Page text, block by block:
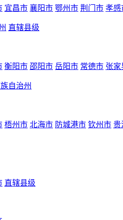
宜昌市 襄阳市 鄂州市 荆门市 孝感
直辖县级
衡阳市 邵阳市 岳阳市 常德市 张家
自治州
梧州市 北海市 防城港市 钦州市 贵
直辖县级